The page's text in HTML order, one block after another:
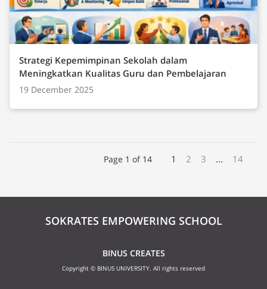
Strategi Kepemimpinan Sekolah dalam
Meningkatkan Kualitas Guru dan Pembelajaran
19 December 2025
Page 1 of 14 1 2 3 … 14
SOKRATES EMPOWERING SCHOOL
BINUS CREATES
Copyright © BINUS UNIVERSITY. All rights reserved